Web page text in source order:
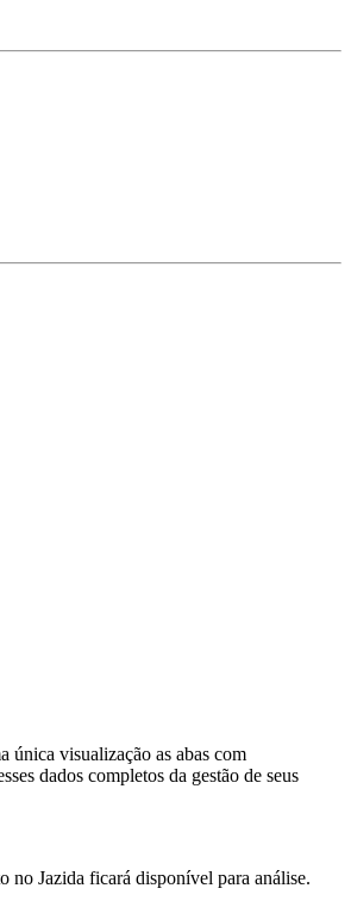
única visualização as abas com
dados completos da gestão de seus
no Jazida ficará disponível para análise.